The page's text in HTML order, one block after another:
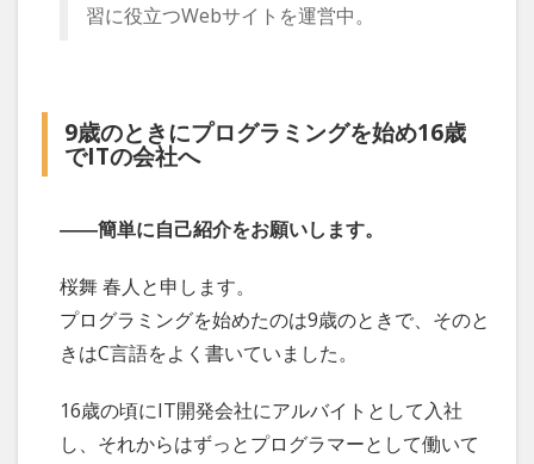
習に役立つWebサイトを運営中。
9歳のときにプログラミングを始め16歳
でITの会社へ
――簡単に自己紹介をお願いします。
桜舞 春人と申します。
プログラミングを始めたのは9歳のときで、そのと
きはC言語をよく書いていました。
16歳の頃にIT開発会社にアルバイトとして入社
し、それからはずっとプログラマーとして働いて